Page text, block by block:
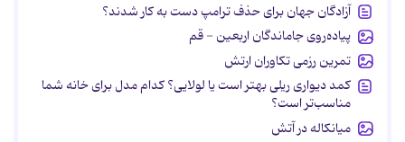
آزادگان جهان برای حذف ترامپ دست به کار شدند؟
پیاده‌روی جاماندگان اربعین - قم
تمرین رزمی تکاوران ارتش
کمد دیواری ریلی بهتر است یا لولایی؟ کدام مدل برای خانه شما
مناسب‌تر است؟
میانکاله در آتش